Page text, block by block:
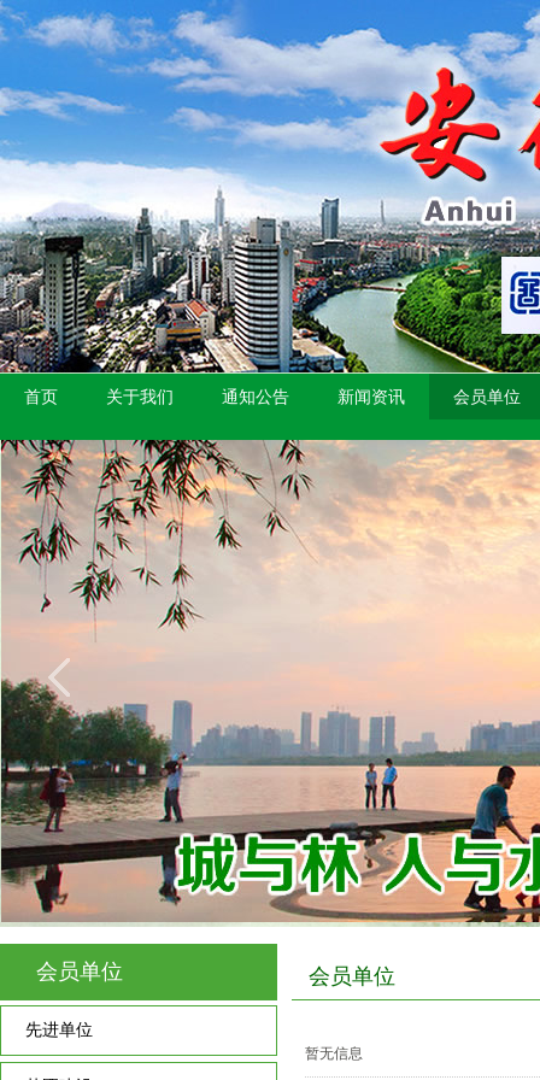
首页 关于我们 通知公告 新闻资讯 会员单位
会员单位
先进单位
会员单位
暂无信息